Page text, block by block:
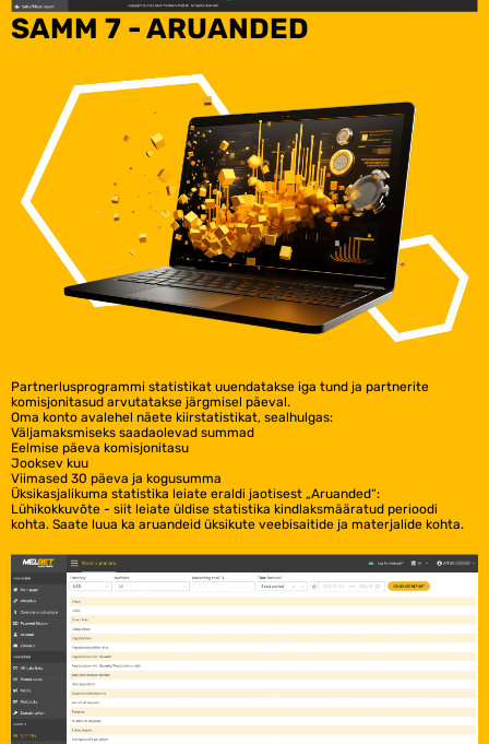
SAMM 7 - ARUANDED
Partnerlusprogrammi statistikat uuendatakse iga tund ja partnerite
komisjonitasud arvutatakse järgmisel päeval.
Oma konto avalehel näete kiirstatistikat, sealhulgas:
Väljamaksmiseks saadaolevad summad
Eelmise päeva komisjonitasu
Jooksev kuu
Viimased 30 päeva ja kogusumma
Üksikasjalikuma statistika leiate eraldi jaotisest „Aruanded“:
Lühikokkuvõte - siit leiate üldise statistika kindlaksmääratud perioodi
kohta. Saate luua ka aruandeid üksikute veebisaitide ja materjalide kohta.